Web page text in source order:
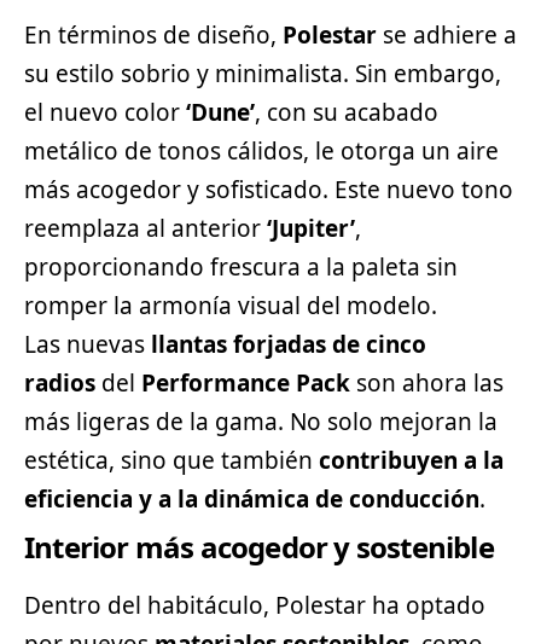
En términos de diseño, Polestar se adhiere a
su estilo sobrio y minimalista. Sin embargo,
el nuevo color‘Dune’, con su acabado
metálico de tonos cálidos, le otorga un aire
más acogedor y sofisticado. Este nuevo tono
reemplaza al anterior‘Jupiter’,
proporcionando frescura a la paleta sin
romper la armonía visual del modelo.
Las nuevas llantas forjadas de cinco
radios del Performance Pack son ahora las
más ligeras de la gama. No solo mejoran la
estética, sino que también contribuyen a la
eficiencia y a la dinámica de conducción.
Interior más acogedor y sostenible
Dentro del habitáculo, Polestar ha optado